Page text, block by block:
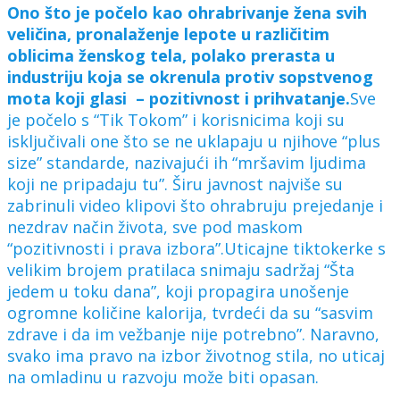
Ono što je počelo kao ohrabrivanje žena svih
veličina, pronalaženje lepote u različitim
oblicima ženskog tela, polako prerasta u
industriju koja se okrenula protiv sopstvenog
mota koji glasi – pozitivnost i prihvatanje.Sve
je počelo s “Tik Tokom” i korisnicima koji su
isključivali one što se ne uklapaju u njihove “plus
size” standarde, nazivajući ih “mršavim ljudima
koji ne pripadaju tu”. Širu javnost najviše su
zabrinuli video klipovi što ohrabruju prejedanje i
nezdrav način života, sve pod maskom
“pozitivnosti i prava izbora”.Uticajne tiktokerke s
velikim brojem pratilaca snimaju sadržaj “Šta
jedem u toku dana”, koji propagira unošenje
ogromne količine kalorija, tvrdeći da su “sasvim
zdrave i da im vežbanje nije potrebno”. Naravno,
svako ima pravo na izbor životnog stila, no uticaj
na omladinu u razvoju može biti opasan.